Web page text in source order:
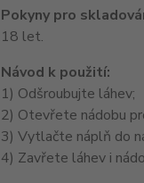
Pokyny pro
18 let.
Návod k použití:
1) Odšroubujte láhev;
2) Otevřete nádobu
3) Vytlačte náplň do
4) Zavřete láhev i